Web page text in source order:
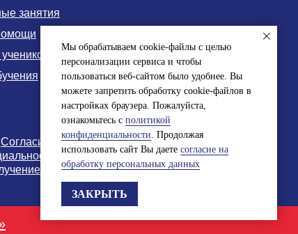
занятия
Согласие на обработку персональных данных
и обработки персональных данных
рекламно-информационной рассылки
Мы обрабатываем cookie-файлы с целью
персонализации сервиса и чтобы
пользоваться веб-сайтом было удобнее. Вы
можете запретить обработку cookie-файлов в
настройках браузера. Пожалуйста,
ознакомьтесь с политикой
конфиденциальности. Продолжая
использовать сайт Вы даете согласие на
обработку персональных данных
ЗАКРЫТЬ